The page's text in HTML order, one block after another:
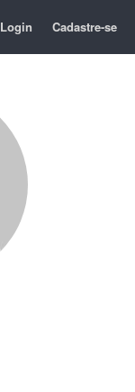
Login Cadastre-se